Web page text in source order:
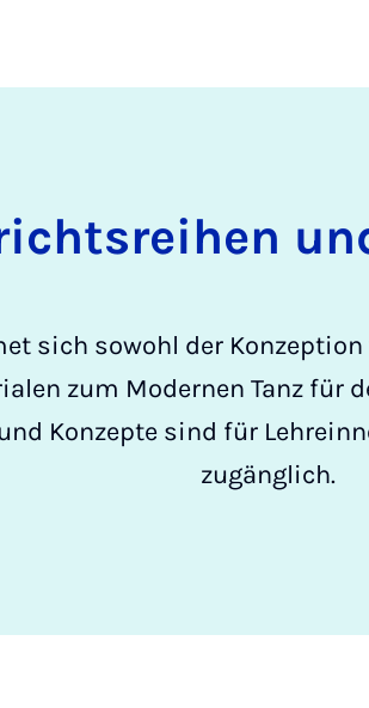
sich sowohl der
zum Modernen Tanz für
Konzepte sind für
zugänglich.